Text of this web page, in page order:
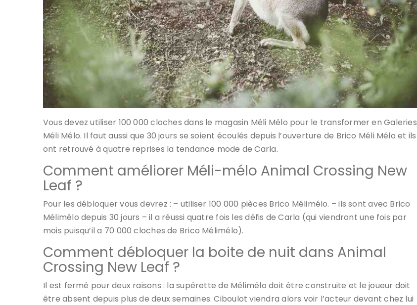
Vous devez utiliser 100 000 cloches dans le magasin Méli Mélo pour le transformer en Galeries
Méli Mélo. Il faut aussi que 30 jours se soient écoulés depuis l’ouverture de Brico Méli Mélo et ils
ont retrouvé à quatre reprises la tendance mode de Carla.
Comment améliorer Méli-mélo Animal Crossing New
Leaf ?
Pour les débloquer vous devrez : – utiliser 100 000 pièces Brico Mélimélo. – ils sont avec Brico
Mélimélo depuis 30 jours – il a réussi quatre fois les défis de Carla (qui viendront une fois par
mois puisqu’il a 70 000 cloches de Brico Mélimélo).
Comment débloquer la boite de nuit dans Animal
Crossing New Leaf ?
Il est fermé pour deux raisons : la supérette de Mélimélo doit être construite et le joueur doit
être absent depuis plus de deux semaines. Ciboulot viendra alors voir l’acteur devant chez lui